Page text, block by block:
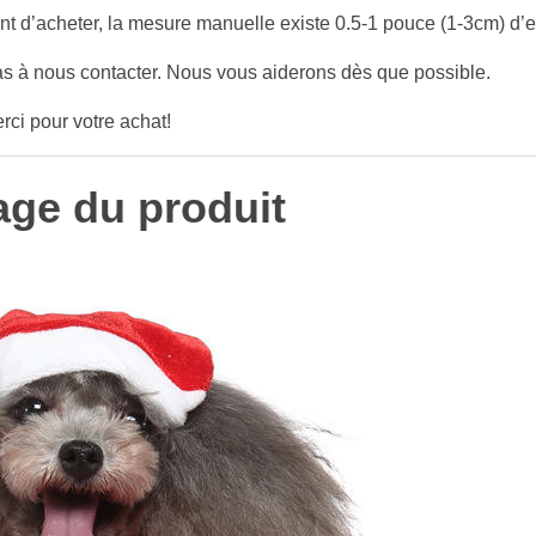
la mesure manuelle existe 0.5-1 pouce (1-3cm)
à nous contacter. Nous vous aiderons dès que possible.
pour votre achat!
du produit